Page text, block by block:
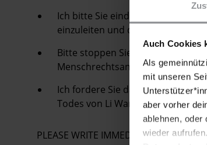
Auch Cookies
Als
mit unseren
aber vorher
ablehnen, oder
wieder aufrufen.
Ich bitte Sie eindringlich, eine
einzuleiten und die
Bitte stoppen Sie die
MenschrechtsanwältInnen und
Ich fordere Sie darüber hinaus
Todes von Li Wangyang in die
PLEASE WRITE IMMEDIATELY